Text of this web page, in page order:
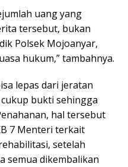
uang yang
tersebut, bukan
Polsek Mojoanyar,
hukum,” tambahnya.
lepas dari jeratan
bukti sehingga
hal tersebut
7 Menteri terkait
setelah
semua dikembalikan